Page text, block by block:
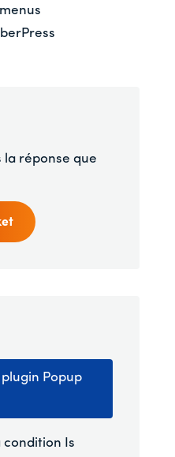
la réponse que
Popup
condition Is